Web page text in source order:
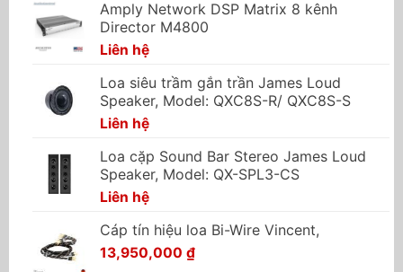
Amply Network DSP Matrix 8 kênh
Director M4800
Liên hệ
Loa siêu trầm gắn trần James Loud
Speaker, Model: QXC8S-R/ QXC8S-S
Liên hệ
Loa cặp Sound Bar Stereo James Loud
Speaker, Model: QX-SPL3-CS
Liên hệ
Cáp tín hiệu loa Bi-Wire Vincent,
13,950,000 ₫